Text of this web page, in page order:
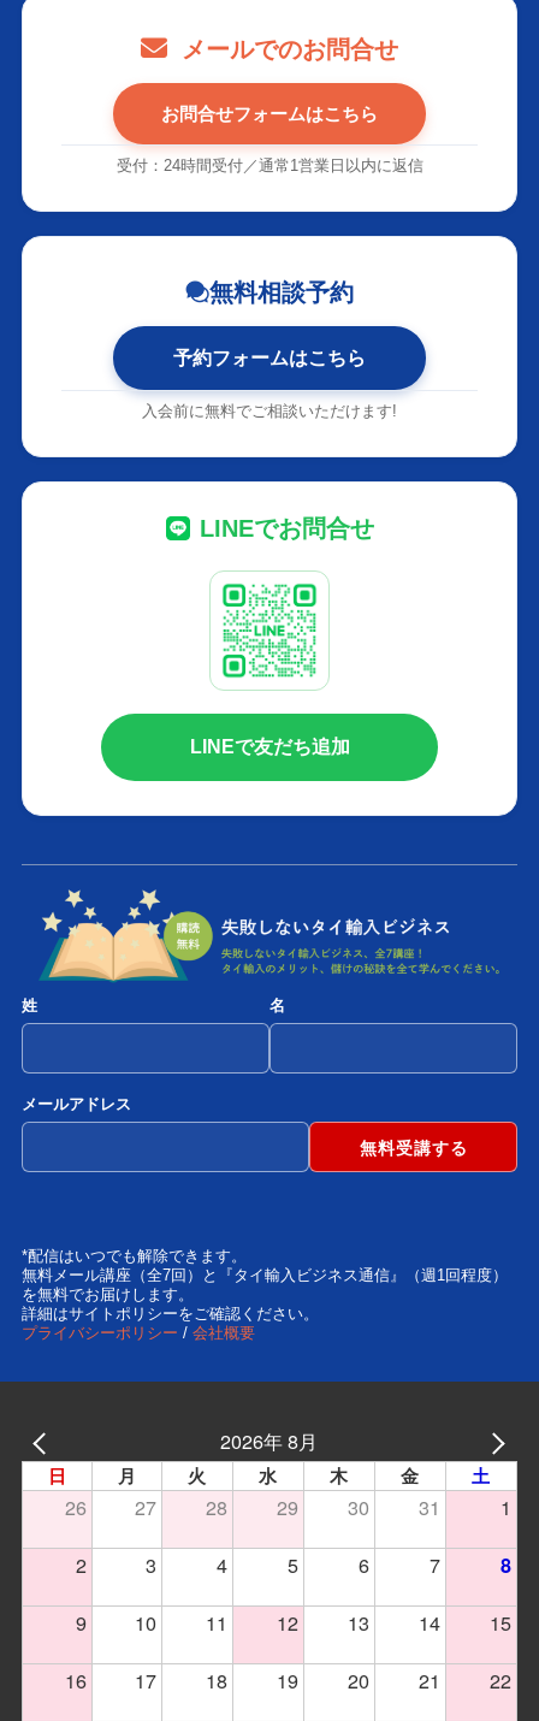
メールでのお問合せ
お問合せフォームはこちら
受付：24時間受付／通常1営業日以内に返信
無料相談予約
予約フォームはこちら
入会前に無料でご相談いただけます!
LINEでお問合せ
LINEで友だち追加
姓 名
メールアドレス
*配信はいつでも解除できます。
無料メール講座（全7回）と『タイ輸入ビジネス通信』（週1回程度）
を無料でお届けします。
詳細はサイトポリシーをご確認ください。
プライバシーポリシー / 会社概要
2026年 8月
日 月 火 水 木 金 土
26 27 28 29 30 31
1
2
3 4 5 6 7 8
9 10 11 12 13 14
15
16
17 18 19 20 21
22